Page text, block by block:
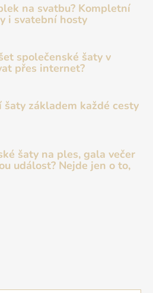
na svatbu? Kompletní
i svatební hosty
společenské šaty v
přes internet?
základem každé cesty
šaty na ples, gala večer
událost? Nejde jen o to,